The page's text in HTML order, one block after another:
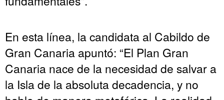
En esta línea, la candidata al Cabildo de
Gran Canaria apuntó: “El Plan Gran
Canaria nace de la necesidad de salvar a
la Isla de la absoluta decadencia, y no